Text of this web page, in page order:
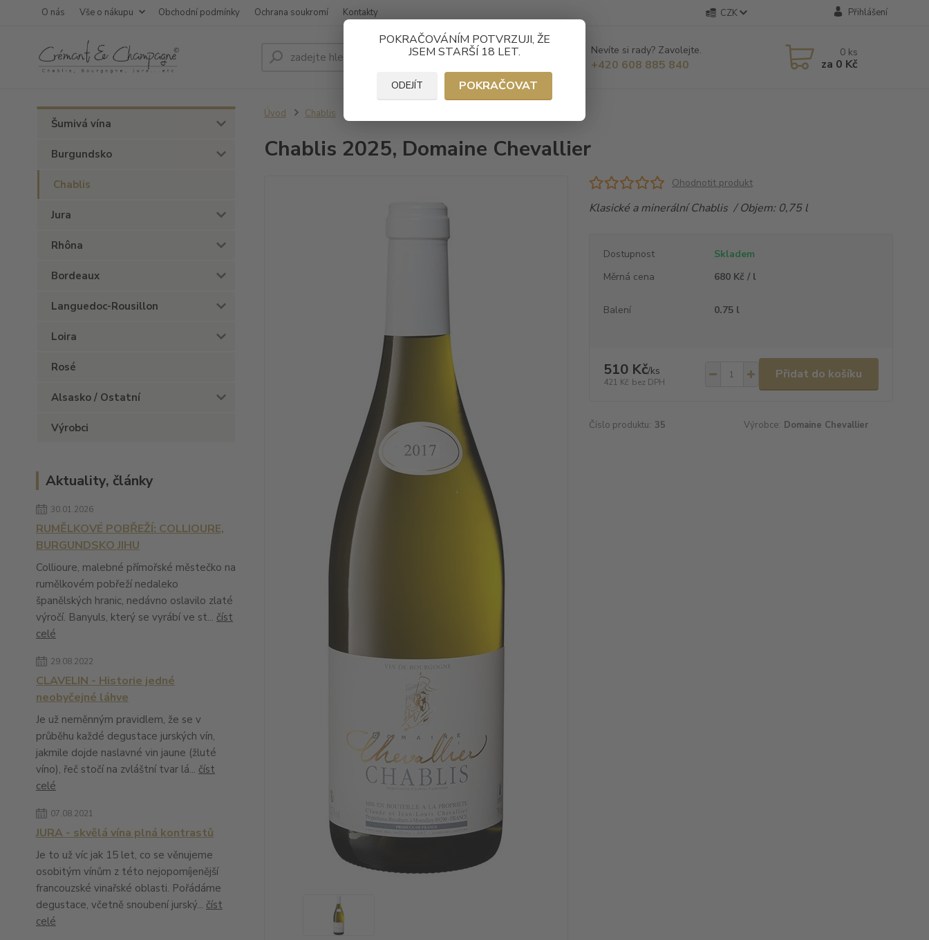
POKRAČOVÁNÍM POTVRZUJI, ŽE
JSEM STARŠÍ 18 LET.
ODEJÍT POKRAČOVAT
O nás Vše o nákupu Obchodní podmínky Ochrana soukromí Kontakty CZK Přihlášení
Hledat Nevíte si rady? Zavolejte.
+420 608 885 840
0 ks
za 0 Kč
Šumivá vína
Burgundsko
Chablis
Jura
Rhôna
Bordeaux
Languedoc-Rousillon
Loira
Rosé
Alsasko / Ostatní
Výrobci
Aktuality, články
30.01.2026
RUMĚLKOVÉ POBŘEŽÍ: COLLIOURE,
BURGUNDSKO JIHU
Collioure, malebné přímořské městečko na
rumělkovém pobřeží nedaleko
španělských hranic, nedávno oslavilo zlaté
výročí. Banyuls, který se vyrábí ve st... číst
celé
29.08.2022
CLAVELIN - Historie jedné
neobyčejné láhve
Je už neměnným pravidlem, že se v
průběhu každé degustace jurských vín,
jakmile dojde naslavné vin jaune (žluté
víno), řeč stočí na zvláštní tvar lá... číst
celé
07.08.2021
JURA - skvělá vína plná kontrastů
Je to už víc jak 15 let, co se věnujeme
osobitým vínům z této nejopomíjenější
francouzské vinařské oblasti. Pořádáme
degustace, včetně snoubení jurský... číst
celé
Úvod Chablis
Chablis 2025, Domaine Chevallier
Ohodnotit produkt
Klasické a minerální Chablis / Objem: 0,75 l
Dostupnost
Skladem
Měrná cena
680 Kč / l
Balení 0.75 l
510 Kč/ks
421 Kč bez DPH
Přidat do košíku
Číslo produktu: 35 Výrobce: Domaine Chevallier